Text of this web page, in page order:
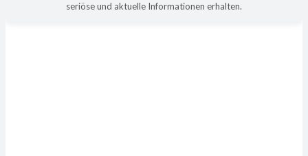
seriöse und aktuelle Informationen erhalten.